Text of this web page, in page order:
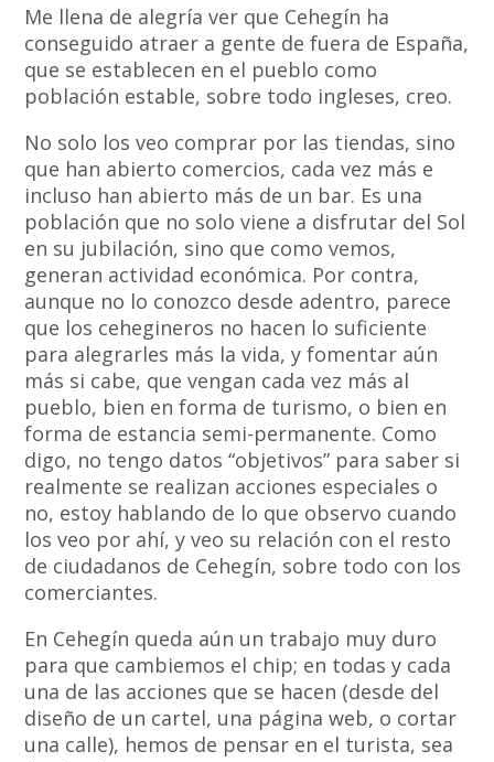
Me llena de alegría ver que Cehegín ha
conseguido atraer a gente de fuera de España,
que se establecen en el pueblo como
población estable, sobre todo ingleses, creo.
No solo los veo comprar por las tiendas, sino
que han abierto comercios, cada vez más e
incluso han abierto más de un bar. Es una
población que no solo viene a disfrutar del Sol
en su jubilación, sino que como vemos,
generan actividad económica. Por contra,
aunque no lo conozco desde adentro, parece
que los cehegineros no hacen lo suficiente
para alegrarles más la vida, y fomentar aún
más si cabe, que vengan cada vez más al
pueblo, bien en forma de turismo, o bien en
forma de estancia semi-permanente. Como
digo, no tengo datos “objetivos” para saber si
realmente se realizan acciones especiales o
no, estoy hablando de lo que observo cuando
los veo por ahí, y veo su relación con el resto
de ciudadanos de Cehegín, sobre todo con los
comerciantes.
En Cehegín queda aún un trabajo muy duro
para que cambiemos el chip; en todas y cada
una de las acciones que se hacen (desde del
diseño de un cartel, una página web, o cortar
una calle), hemos de pensar en el turista, sea